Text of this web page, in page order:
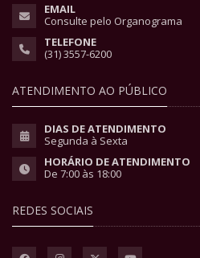
EMAIL
Consulte pelo Organograma
TELEFONE
(31) 3557-6200
ATENDIMENTO AO PÚBLICO
DIAS DE ATENDIMENTO
Segunda à Sexta
HORÁRIO DE ATENDIMENTO
De 7:00 às 18:00
REDES SOCIAIS